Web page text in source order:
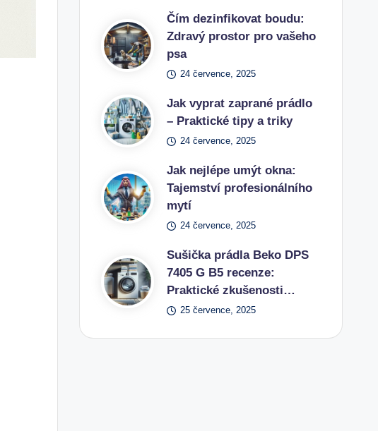
Čím dezinfikovat boudu:
Zdravý prostor pro vašeho
psa
24 července, 2025
Jak vyprat zaprané prádlo
– Praktické tipy a triky
24 července, 2025
Jak nejlépe umýt okna:
Tajemství profesionálního
mytí
24 července, 2025
Sušička prádla Beko DPS
7405 G B5 recenze:
Praktické zkušenosti…
25 července, 2025